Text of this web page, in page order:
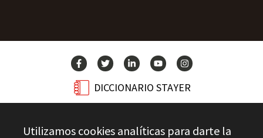
DICCIONARIO STAYER
Utilizamos cookies analíticas para darte la